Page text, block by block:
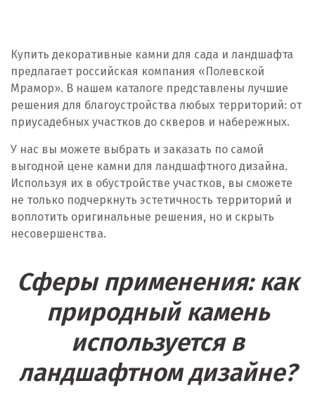
Барнаул
Белгород
Берёзовский
Богданович
Брянск
В
Верхний Уфалей
Верхняя Пышма
Купить декоративные камни для сада и ландшафта
предлагает российская компания «Полевской
Мрамор». В нашем каталоге представлены лучшие
решения для благоустройства любых территорий: от
приусадебных участков до скверов и набережных.
У нас вы можете выбрать и заказать по самой
выгодной цене камни для ландшафтного дизайна.
Используя их в обустройстве участков, вы сможете
не только подчеркнуть эстетичность территорий и
воплотить оригинальные решения, но и скрыть
несовершенства.
Сферы применения: как
природный камень
используется в
ландшафтном дизайне?